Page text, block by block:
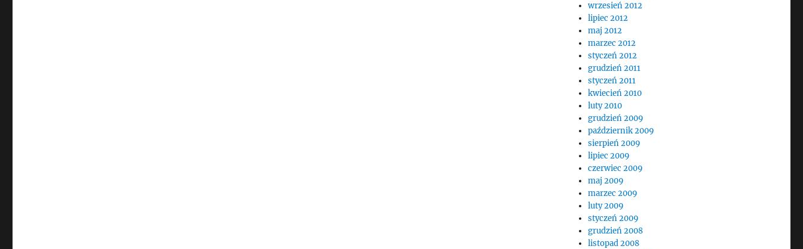
wrzesień 2012
lipiec 2012
maj 2012
marzec 2012
styczeń 2012
grudzień 2011
styczeń 2011
kwiecień 2010
luty 2010
grudzień 2009
październik 2009
sierpień 2009
lipiec 2009
czerwiec 2009
maj 2009
marzec 2009
luty 2009
styczeń 2009
grudzień 2008
listopad 2008